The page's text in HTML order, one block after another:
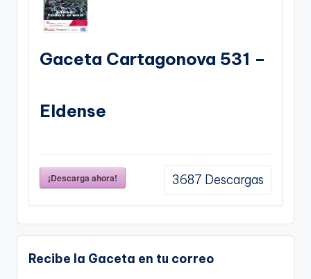
Gaceta Cartagonova 531 –
Eldense
¡Descarga ahora! 3687 Descargas
Recibe la Gaceta en tu correo